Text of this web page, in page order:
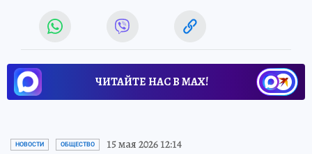
ЧИТАЙТЕ НАС В МАХ!
НОВОСТИ ОБЩЕСТВО 15 мая 2026 12:14